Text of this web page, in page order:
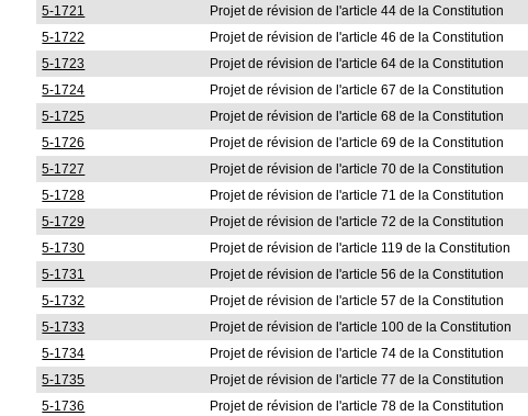
5-1721
Projet de révision de l'article 44 de la Constitution
5-1722
Projet de révision de l'article 46 de la Constitution
5-1723
Projet de révision de l'article 64 de la Constitution
5-1724
Projet de révision de l'article 67 de la Constitution
5-1725
Projet de révision de l'article 68 de la Constitution
5-1726
Projet de révision de l'article 69 de la Constitution
5-1727
Projet de révision de l'article 70 de la Constitution
5-1728
Projet de révision de l'article 71 de la Constitution
5-1729
Projet de révision de l'article 72 de la Constitution
5-1730
Projet de révision de l'article 119 de la Constitution
5-1731
Projet de révision de l'article 56 de la Constitution
5-1732
Projet de révision de l'article 57 de la Constitution
5-1733
Projet de révision de l'article 100 de la Constitution
5-1734
Projet de révision de l'article 74 de la Constitution
5-1735
Projet de révision de l'article 77 de la Constitution
5-1736
Projet de révision de l'article 78 de la Constitution